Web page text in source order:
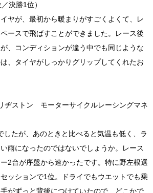
決勝1位）
イヤが、最初から暖まりがすごくよくて、レ
ースで飛ばすことができました。レース後
、コンディションが違う中でも同じような
、タイヤがしっかりグリップしてくれたお
ヂストン モーターサイクルレーシングマネ
したが、あのときと比べると気温も低く、ラ
雨になったのではないでしょうか。レース
2台が序盤から速かったです。特に野左根選
ッションで1位。ドライでもウエットでも乗
がずっと背後につけていたので、どこかで